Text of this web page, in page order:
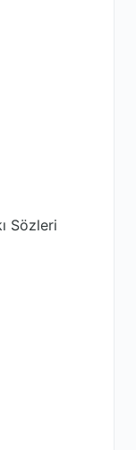
Sözleri